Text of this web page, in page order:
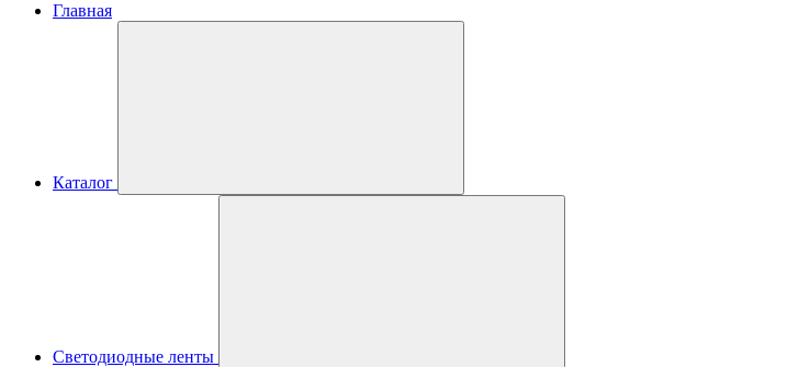
Главная
Каталог
Светодиодные ленты